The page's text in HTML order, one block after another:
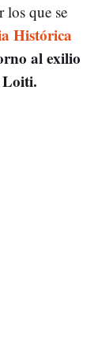
los que se
Histórica
al exilio